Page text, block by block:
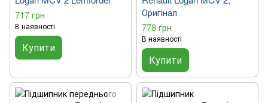
717 грн
В наявності
Купити
Оригінал
778 грн
В наявності
Купити